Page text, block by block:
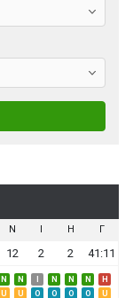
N I H Γ
12 2 2 41:11
N N N N N
H
U U O O O O U